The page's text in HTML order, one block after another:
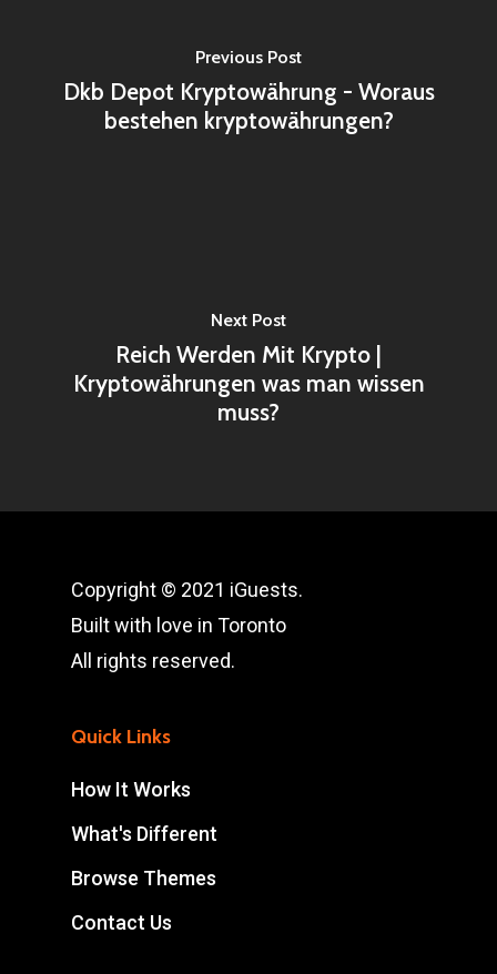
Previous Post
Dkb Depot Kryptowährung - Woraus
bestehen kryptowährungen?
Next Post
Reich Werden Mit Krypto |
Kryptowährungen was man wissen
muss?
Copyright © 2021 iGuests.
Built with love in Toronto
All rights reserved.
Quick Links
How It Works
What's Different
Browse Themes
Contact Us